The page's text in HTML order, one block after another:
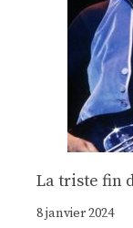
La triste fin
8 janvier 2024